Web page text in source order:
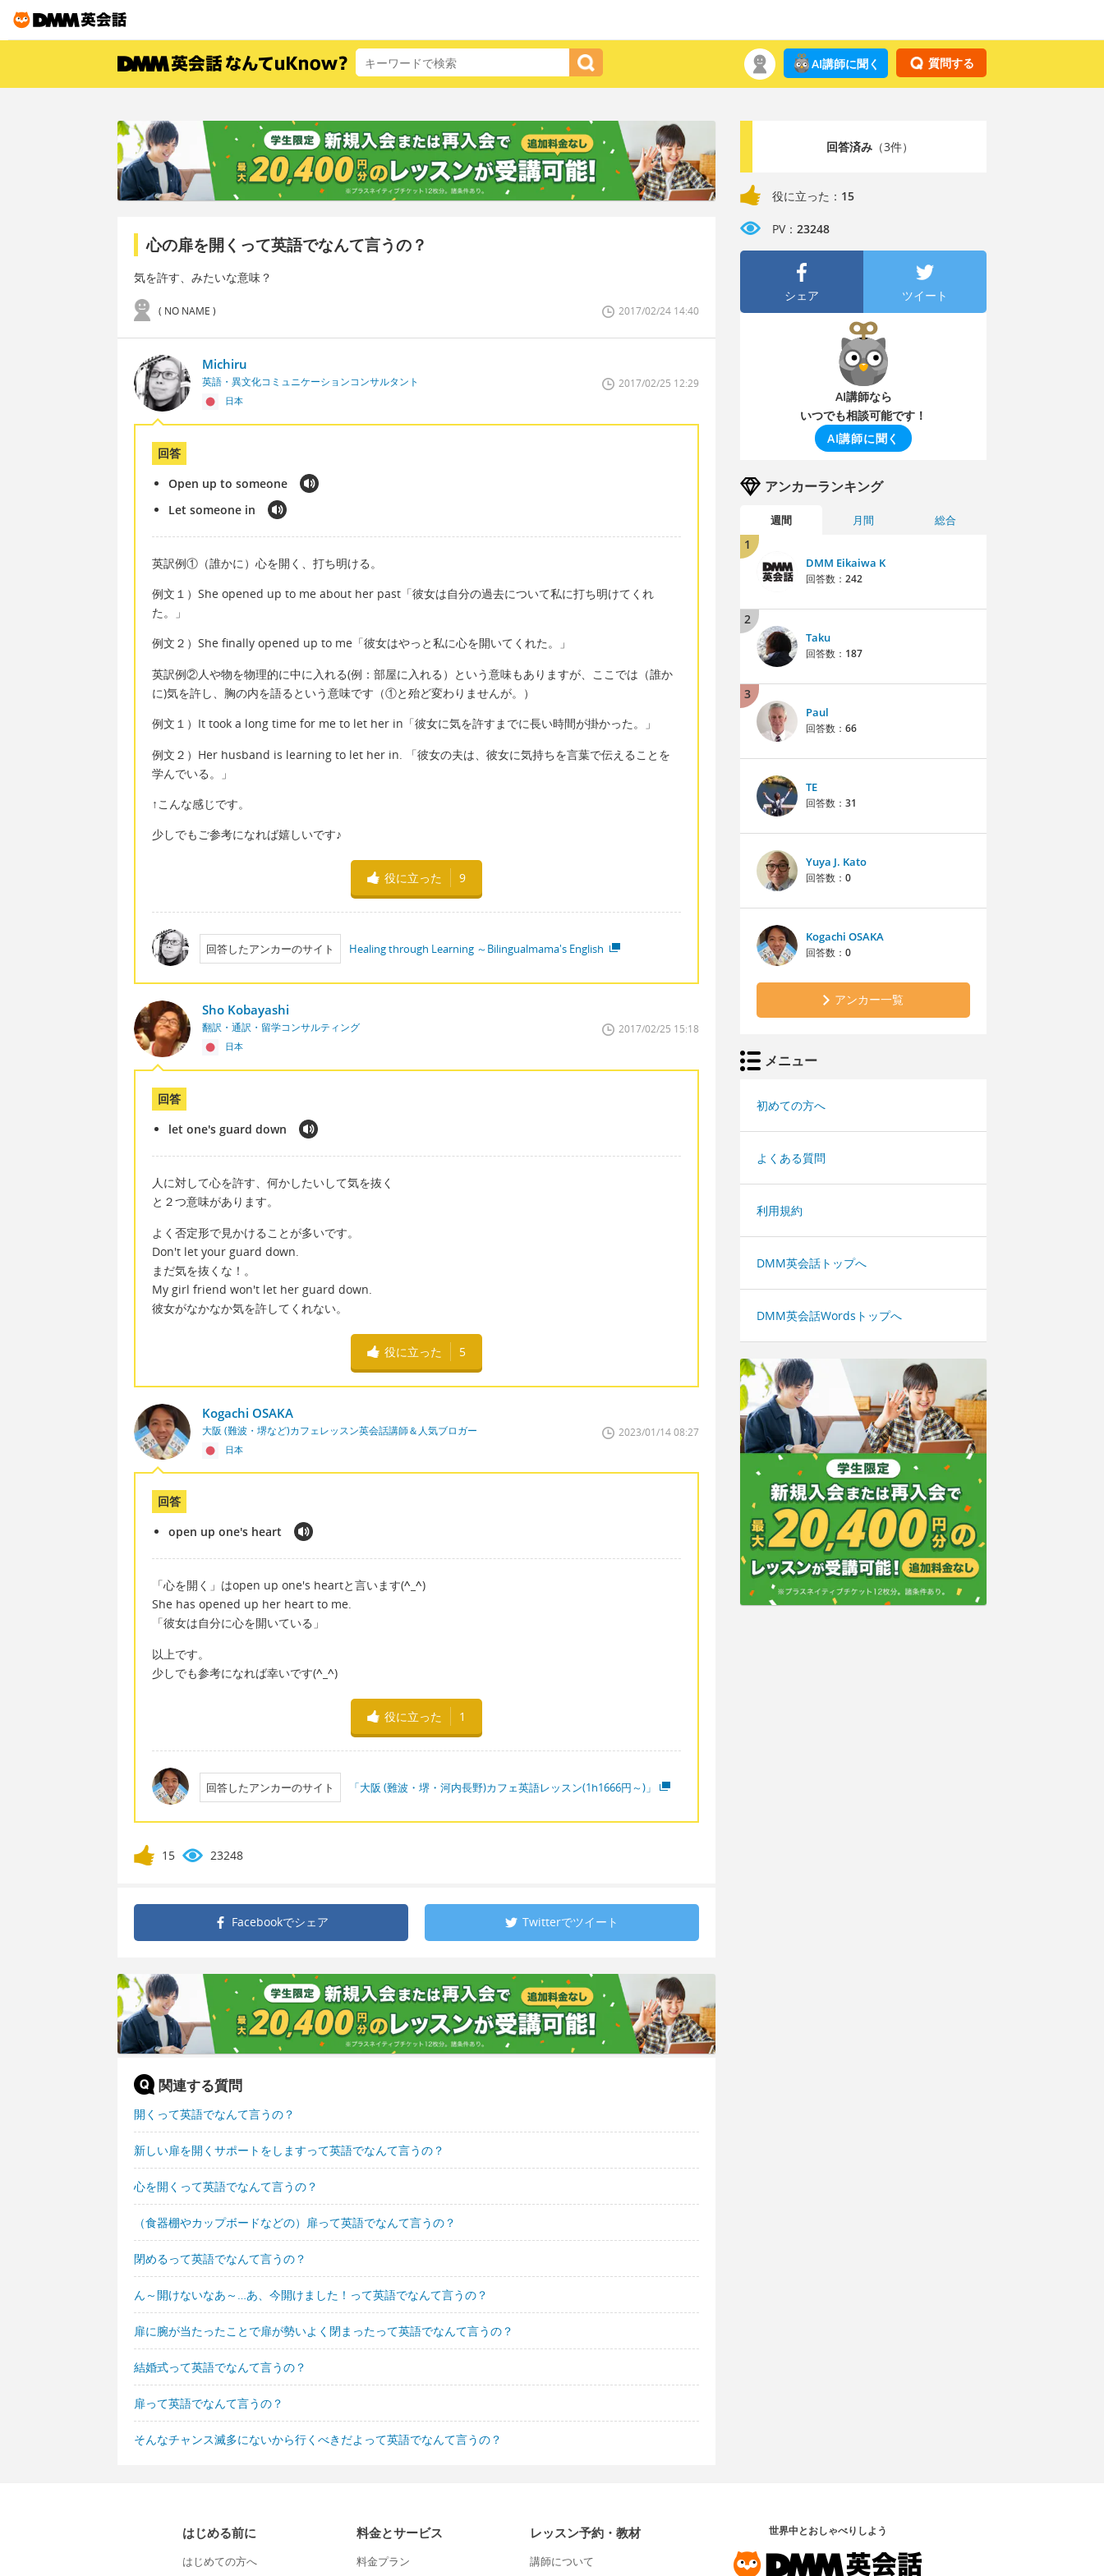
質問する
AI講師に聞く
心の扉を開くって英語でなんて言うの？
気を許す、みたいな意味？
( NO NAME ) 2017/02/24 14:40
Michiru
英語・異文化コミュニケーションコンサルタント
日本
2017/02/25 12:29
回答
Open up to someone
Let someone in
英訳例①（誰かに）心を開く、打ち明ける。
例文１）She opened up to me about her past「彼女は自分の過去について私に打ち明けてくれ
た。」
例文２）She finally opened up to me「彼女はやっと私に心を開いてくれた。」
英訳例②人や物を物理的に中に入れる(例：部屋に入れる）という意味もありますが、ここでは（誰か
に)気を許し、胸の内を語るという意味です（①と殆ど変わりませんが。）
例文１）It took a long time for me to let her in「彼女に気を許すまでに長い時間が掛かった。」
例文２）Her husband is learning to let her in. 「彼女の夫は、彼女に気持ちを言葉で伝えることを
学んでいる。」
↑こんな感じです。
少しでもご参考になれば嬉しいです♪
役に立った 9
回答したアンカーのサイト Healing through Learning ～Bilingualmama's English
Sho Kobayashi
翻訳・通訳・留学コンサルティング
日本
2017/02/25 15:18
回答
let one's guard down
人に対して心を許す、何かしたいして気を抜く
と２つ意味があります。
よく否定形で見かけることが多いです。
Don't let your guard down.
まだ気を抜くな！。
My girl friend won't let her guard down.
彼女がなかなか気を許してくれない。
役に立った 5
Kogachi OSAKA
大阪 (難波・堺など)カフェレッスン英会話講師＆人気ブロガー
日本
2023/01/14 08:27
回答
open up one's heart
「心を開く」はopen up one's heartと言います(^_^)
She has opened up her heart to me.
「彼女は自分に心を開いている」
以上です。
少しでも参考になれば幸いです(^_^)
役に立った 1
回答したアンカーのサイト 「大阪 (難波・堺・河内長野)カフェ英語レッスン(1h1666円～)」
15 23248
Facebookでシェア Twitterでツイート
関連する質問
開くって英語でなんて言うの？
新しい扉を開くサポートをしますって英語でなんて言うの？
心を開くって英語でなんて言うの？
（食器棚やカップボードなどの）扉って英語でなんて言うの？
閉めるって英語でなんて言うの？
ん～開けないなあ～…あ、今開けました！って英語でなんて言うの？
扉に腕が当たったことで扉が勢いよく閉まったって英語でなんて言うの？
結婚式って英語でなんて言うの？
扉って英語でなんて言うの？
そんなチャンス滅多にないから行くべきだよって英語でなんて言うの？
回答済み（3件）
役に立った： 15
PV： 23248
シェア ツイート
AI講師なら
いつでも相談可能です！
AI講師に聞く
アンカーランキング
週間 月間 総合
1
DMM Eikaiwa K
回答数： 242
2
Taku
回答数： 187
3
Paul
回答数： 66
TE
回答数： 31
Yuya J. Kato
回答数： 0
Kogachi OSAKA
回答数： 0
アンカー一覧
メニュー
初めての方へ
よくある質問
利用規約
DMM英会話トップへ
DMM英会話Wordsトップへ
はじめる前に
はじめての方へ
料金とサービス
料金プラン
レッスン予約・教材
講師について
世界中とおしゃべりしよう